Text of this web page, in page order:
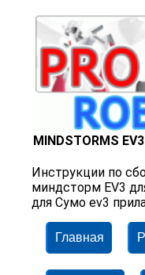
MINDSTORMS EV3
Инструкции по
миндсторм EV3
для Сумо ev3
Главная